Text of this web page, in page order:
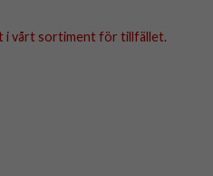
i vårt sortiment för tillfället.